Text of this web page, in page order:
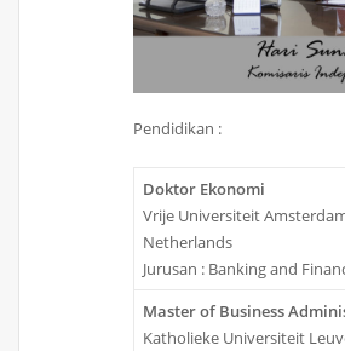
Pendidikan :
Doktor Ekonomi
Vrije Universiteit
Netherlands
Jurusan : Banking and
Master of Business
Katholieke Universiteit